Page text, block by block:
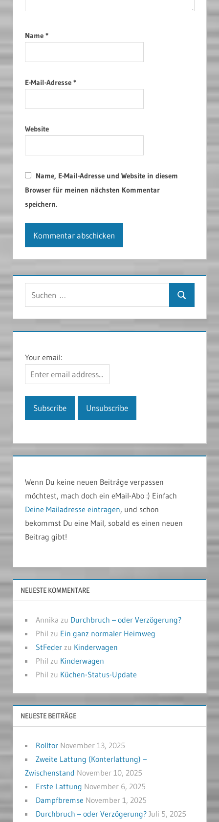
Name *
E-Mail-Adresse *
Website
Name, E-Mail-Adresse und Website in diesem
Browser für meinen nächsten Kommentar
speichern.
Suchen
Your email:
Wenn Du keine neuen Beiträge verpassen
möchtest, mach doch ein eMail-Abo :) Einfach
Deine Mailadresse eintragen, und schon
bekommst Du eine Mail, sobald es einen neuen
Beitrag gibt!
NEUESTE KOMMENTARE
Annika zu Durchbruch – oder Verzögerung?
Phil zu Ein ganz normaler Heimweg
StFederzu Kinderwagen
Phil zu Kinderwagen
Phil zu Küchen-Status-Update
NEUESTE BEITRÄGE
Rolltor November 13, 2025
Zweite Lattung (Konterlattung) –
Zwischenstand November 10, 2025
Erste Lattung November 6, 2025
Dampfbremse November 1, 2025
Durchbruch – oder Verzögerung? Juli 5, 2025